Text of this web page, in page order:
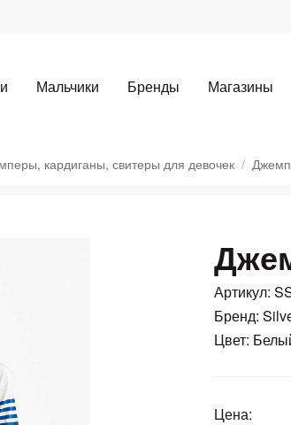
Мальчики Бренды Магазины
кардиганы, свитеры для девочек
Артикул:
Бренд:
Цвет:
Цена:
части
без переплат